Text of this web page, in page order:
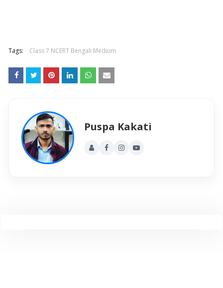
Tags: Class 7 NCERT Bengali Medium
Puspa Kakati